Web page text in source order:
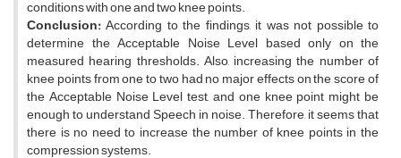
conditions with one and two knee points.
Conclusion:According to the findings, it was not possible to
determine the Acceptable Noise Level based only on the
measured hearing thresholds. Also, increasing the number of
knee points from one to two had no major effects on the score of
the Acceptable Noise Level test, and one knee point might be
enough to understand Speech in noise. Therefore, it seems that
there is no need to increase the number of knee points in the
compression systems.